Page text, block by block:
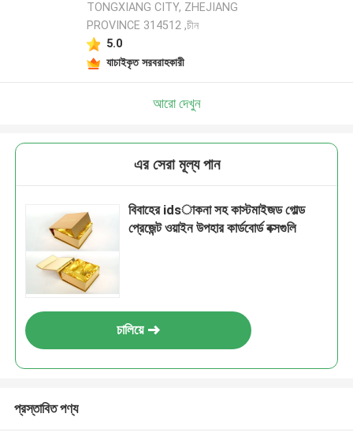
TONGXIANG CITY, ZHEJIANG
PROVINCE 314512 ,চীন
5.0
যাচাইকৃত সরবরাহকারী
আরো দেখুন
এর সেরা মূল্য পান
বিবাহের idsাকনা সহ কাস্টমাইজড গোল্ড
প্রেজেন্ট ওয়াইন উপহার কার্ডবোর্ড বক্সগুলি
চালিয়ে
প্রস্তাবিত পণ্য